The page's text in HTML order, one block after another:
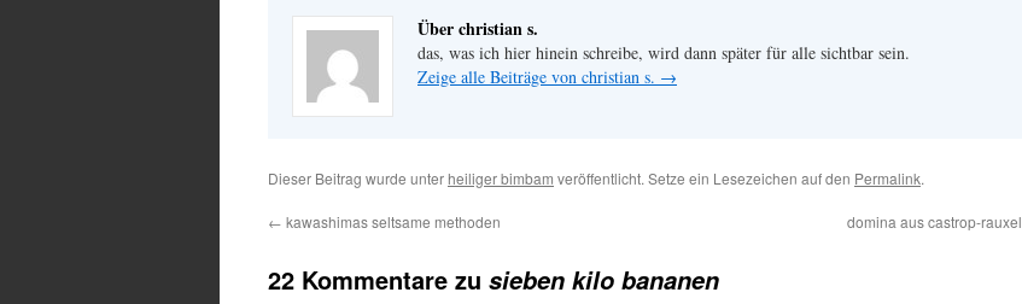
Über christian s.
das, was ich hier hinein schreibe, wird dann später für alle sichtbar sein.
Zeige alle Beiträge von christian s. →
Dieser Beitrag wurde unter heiliger bimbam veröffentlicht. Setze ein Lesezeichen auf den Permalink.
← kawashimas seltsame methoden domina aus castrop-rauxel
22 Kommentare zu sieben kilo bananen